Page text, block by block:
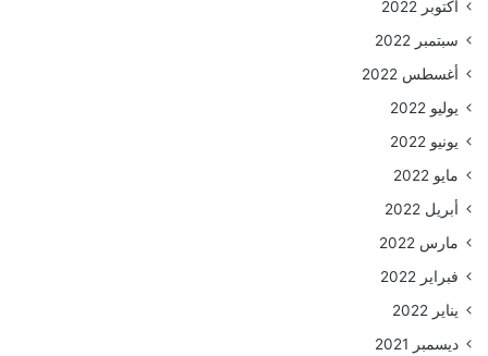
أكتوبر 2022
سبتمبر 2022
أغسطس 2022
يوليو 2022
يونيو 2022
مايو 2022
أبريل 2022
مارس 2022
فبراير 2022
يناير 2022
ديسمبر 2021